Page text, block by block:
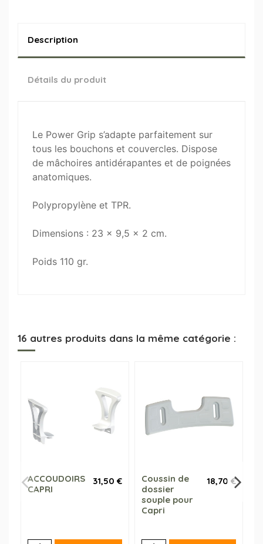
Description
Détails du produit
Le Power Grip s’adapte parfaitement sur
tous les bouchons et couvercles. Dispose
de mâchoires antidérapantes et de poignées
anatomiques.
Polypropylène et TPR.
Dimensions : 23 x 9,5 x 2 cm.
Poids 110 gr.
16 autres produits dans la même catégorie :
ACCOUDOIRS
CAPRI
31,50 €
Coussin de
dossier
souple pour
Capri
18,70 €